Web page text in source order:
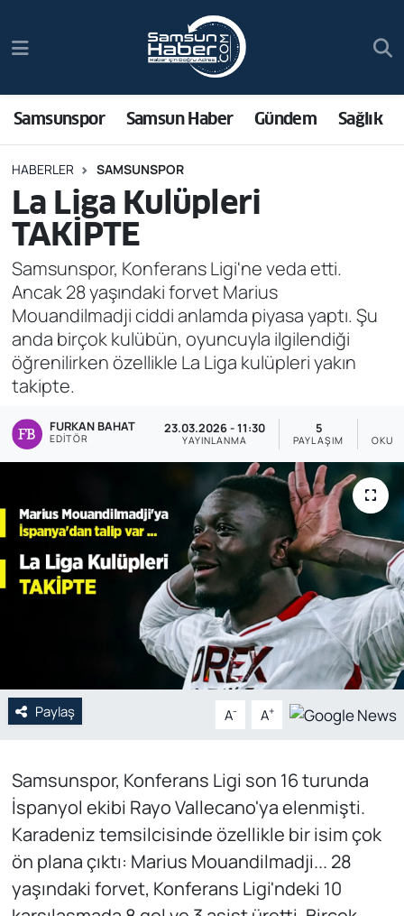
Samsunspor Samsun Haber Gündem Sağlık
HABERLER SAMSUNSPOR
La Liga Kulüpleri
TAKİPTE
Samsunspor, Konferans Ligi'ne veda etti.
Ancak 28 yaşındaki forvet Marius
Mouandilmadji ciddi anlamda piyasa yaptı. Şu
anda birçok kulübün, oyuncuyla ilgilendiği
öğrenilirken özellikle La Liga kulüpleri yakın
takipte.
FURKAN BAHAT
EDITÖR
23.03.2026 - 11:30
YAYINLANMA
5
PAYLAŞIM
Paylaş A- A+
Samsunspor, Konferans Ligi son 16 turunda
İspanyol ekibi Rayo Vallecano'ya elenmişti.
Karadeniz temsilcisinde özellikle bir isim çok
ön plana çıktı: Marius Mouandilmadji... 28
yaşındaki forvet, Konferans Ligi'ndeki 10
Samsun Haber
Sağlık
Asayiş
Bilim ve Teknoloji
Bölge
Dünya
Ekonomi
Genel
Özel Haber
POLİTİKA
Web Tv
Trafik Durumu
Süper Lig Puan Durumu ve Fikstür
Tüm Manşetler
Son Dakika Haberleri
Haber Arşivi